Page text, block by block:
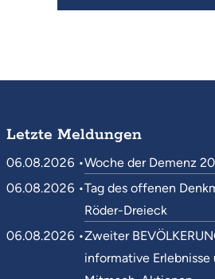
Letzte Meldungen
06.08.2026 •Woche der Demenz
06.08.2026 •Tag des offenen
Röder-Dreieck
06.08.2026 •Zweiter
informative